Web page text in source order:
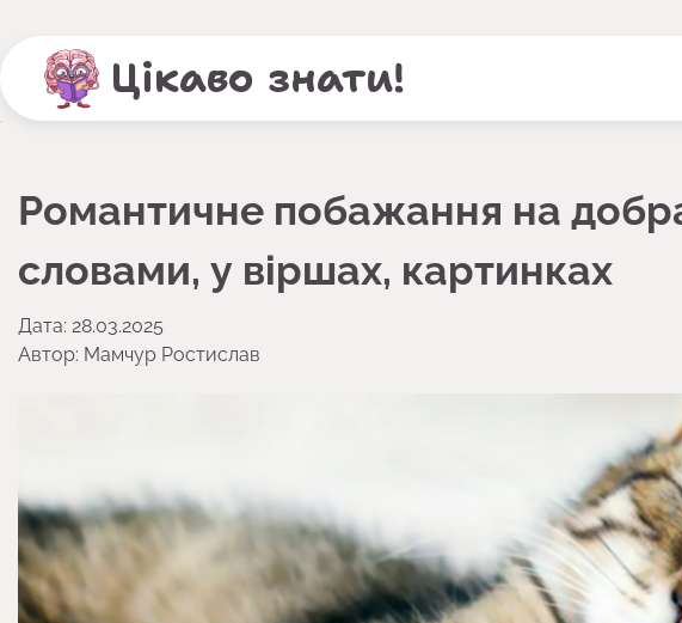
вмісту
Цікаво знати!
Романтичне побажання на
словами, у віршах, картинках
Дата: 28.03.2025
Автор: Мамчур Ростислав